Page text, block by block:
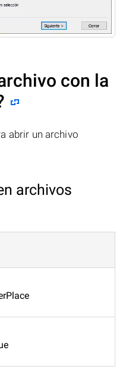
con la
abrir un archivo
archivos